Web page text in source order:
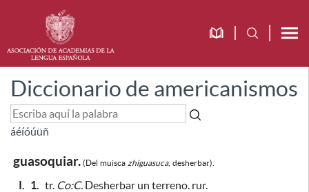
Diccionario de americanismos
áéíóúüñ
guasoquiar. (Del muisca zhiguasuca, desherbar).
I. 1. tr. Co:C. Desherbar un terreno. rur.